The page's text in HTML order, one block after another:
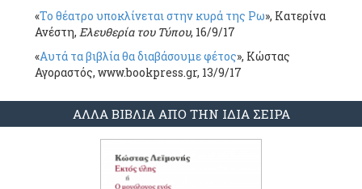
«Το θέατρο υποκλίνεται στην κυρά της Ρω», Κατερίνα
Ανέστη, Ελευθερία του Τύπου, 16/9/17
«Αυτά τα βιβλία θα διαβάσουμε φέτος», Κώστας
Αγοραστός, www.bookpress.gr, 13/9/17
ΑΛΛΑ ΒΙΒΛΙΑ ΑΠΟ ΤΗΝ ΙΔΙΑ ΣΕΙΡΑ